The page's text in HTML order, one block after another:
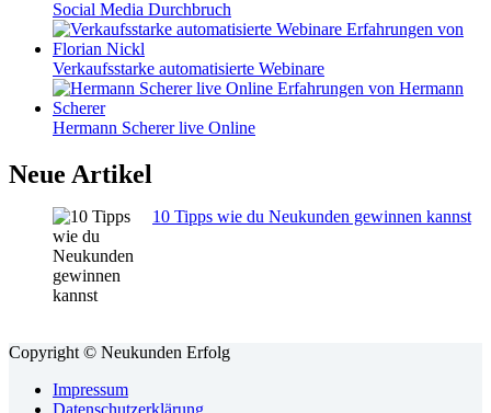
Social Media Durchbruch
Verkaufsstarke automatisierte Webinare
Hermann Scherer live Online
Neue Artikel
10 Tipps wie du Neukunden gewinnen kannst
Copyright © Neukunden Erfolg
Impressum